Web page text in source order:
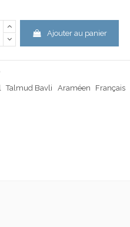
Ajouter au panier
Talmud Bavli Araméen Français